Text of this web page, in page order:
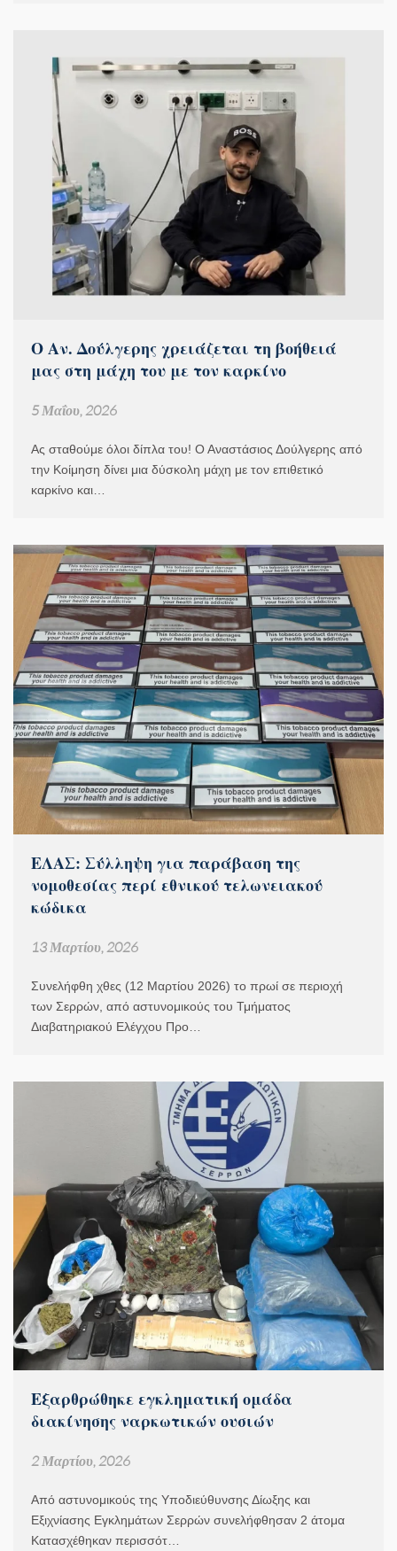
Ο Αν. Δούλγερης χρειάζεται τη βοήθειά
μας στη μάχη του με τον καρκίνο
5 Μαΐου, 2026
Ας σταθούμε όλοι δίπλα του! Ο Αναστάσιος Δούλγερης από
την Κοίμηση δίνει μια δύσκολη μάχη με τον επιθετικό
καρκίνο και…
ΕΛΑΣ: Σύλληψη για παράβαση της
νομοθεσίας περί εθνικού τελωνειακού
κώδικα
13 Μαρτίου, 2026
Συνελήφθη χθες (12 Μαρτίου 2026) το πρωί σε περιοχή
των Σερρών, από αστυνομικούς του Τμήματος
Διαβατηριακού Ελέγχου Προ…
Εξαρθρώθηκε εγκληματική ομάδα
διακίνησης ναρκωτικών ουσιών
2 Μαρτίου, 2026
Από αστυνομικούς της Υποδιεύθυνσης Δίωξης και
Εξιχνίασης Εγκλημάτων Σερρών συνελήφθησαν 2 άτομα
Κατασχέθηκαν περισσότ…